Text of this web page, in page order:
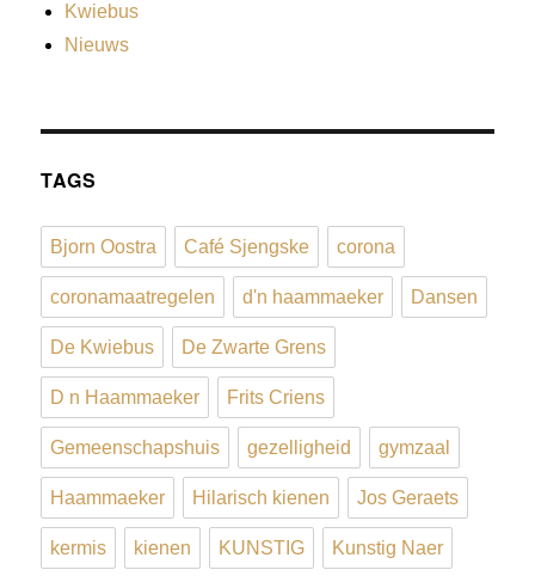
Kwiebus
Nieuws
TAGS
Bjorn Oostra Café Sjengske corona
coronamaatregelen d'n haammaeker Dansen
De Kwiebus De Zwarte Grens
D n Haammaeker Frits Criens
Gemeenschapshuis gezelligheid gymzaal
Haammaeker Hilarisch kienen Jos Geraets
kermis kienen KUNSTIG Kunstig Naer